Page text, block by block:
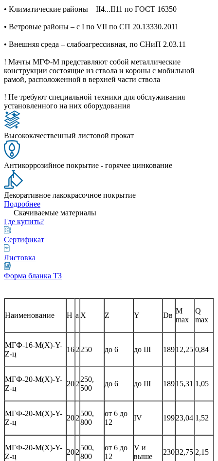
• Климатические районы – II4...II11 по ГОСТ 16350
• Ветровые районы – с I по VII по СП 20.13330.2011
• Внешняя среда – слабоагрессивная, по СНиП 2.03.11
! Мачты МГФ-М представляют собой металлические
конструкции состоящие из ствола и короны с мобильной
рамой, расположенной в верхней части ствола
! Не требуют специальной техники для обслуживания
установленного на них оборудования
Высококачественный листовой прокат
Антикоррозийное покрытие - горячее цинкование
Декоративное лакокрасочное покрытие
Подробнее
Скачиваемые материалы
Где купить?
Сертификат
Листовка
Форма бланка ТЗ
Наименование H а Х Z Y Dв
М
max
Q
max
МГФ-16-М(Х)-Y-
Z-ц
162 250 до 6 до III 18912,25 0,84
МГФ-20-М(Х)-Y-
Z-ц
202
250,
500
до 6 до III 18915,31 1,05
МГФ-20-М(Х)-Y-
Z-ц
202
500,
800
от 6 до
12
IV 19923,04 1,52
МГФ-20-М(Х)-Y-
Z-ц
202
500,
800
от 6 до
12
V и
выше
23032,75 2,15